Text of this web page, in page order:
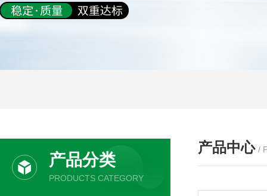
产品中心 /
产品分类
PRODUCTS CATEGORY